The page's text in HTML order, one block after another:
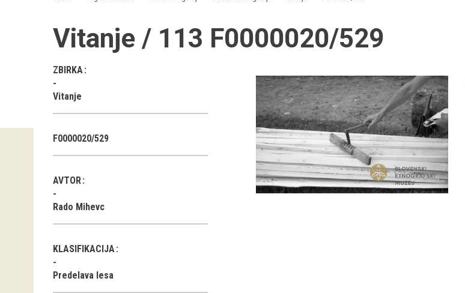
Vitanje / 113 F0000020/529
ZBIRKA
Vitanje
F0000020/529
AVTOR
Rado Mihevc
KLASIFIKACIJA
Predelava lesa